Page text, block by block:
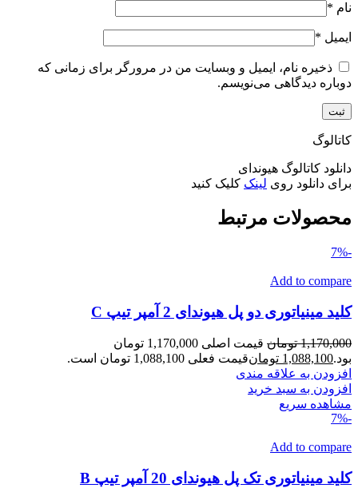
نام *
ایمیل *
ذخیره نام، ایمیل و وبسایت من در مرورگر برای زمانی که
دوباره دیدگاهی می‌نویسم.
کاتالوگ
دانلود کاتالوگ هیوندای
برای دانلود روی لینک کلیک کنید
محصولات مرتبط
-7%
Add to compare
کلید مینیاتوری دو پل هیوندای 2 آمپر تیپ C
1,170,000 تومان
قیمت اصلی 1,170,000 تومان
بود.1,088,100 تومانقیمت فعلی 1,088,100 تومان است.
افزودن به علاقه مندی
افزودن به سبد خرید
مشاهده سریع
-7%
Add to compare
کلید مینیاتوری تک پل هیوندای 20 آمپر تیپ B